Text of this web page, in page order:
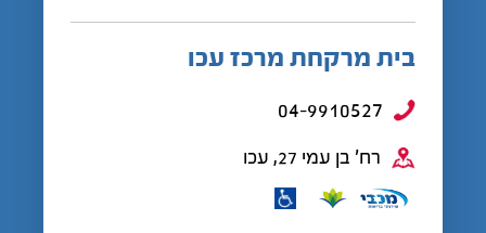
בית מרקחת מרכז עכו
04-9910527
רח' בן עמי 27, עכו